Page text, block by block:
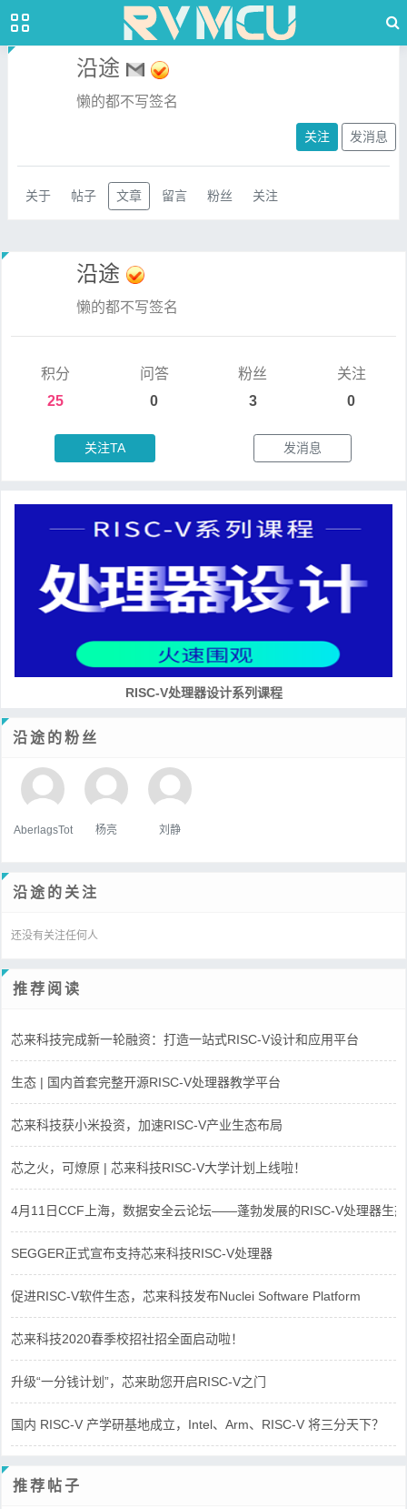
沿途
懒的都不写签名
关注 发消息
关于 帖子 文章 留言 粉丝 关注
沿途
懒的都不写签名
积分
25
问答
0
粉丝
3
关注
0
关注TA 发消息
RISC-V处理器设计系列课程
沿途的粉丝
AberlagsTot 杨亮 刘静
沿途的关注
还没有关注任何人
推荐阅读
芯来科技完成新一轮融资：打造一站式RISC-V设计和应用平台
生态 | 国内首套完整开源RISC-V处理器教学平台
芯来科技获小米投资，加速RISC-V产业生态布局
芯之火，可燎原 | 芯来科技RISC-V大学计划上线啦！
4月11日CCF上海，数据安全云论坛——蓬勃发展的RISC-V处理器生态
SEGGER正式宣布支持芯来科技RISC-V处理器
促进RISC-V软件生态，芯来科技发布Nuclei Software Platform
芯来科技2020春季校招社招全面启动啦！
升级“一分钱计划”，芯来助您开启RISC-V之门
国内 RISC-V 产学研基地成立，Intel、Arm、RISC-V 将三分天下？
推荐帖子